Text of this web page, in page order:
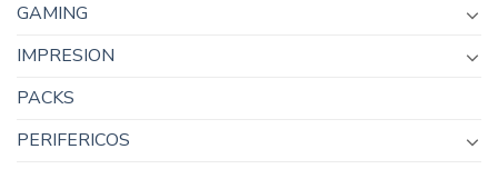
GAMING
IMPRESION
PACKS
PERIFERICOS